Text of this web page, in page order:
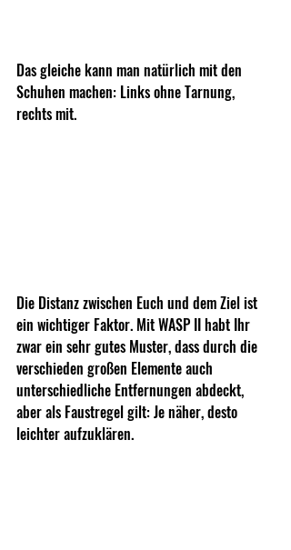
Das gleiche kann man natürlich mit den
Schuhen machen: Links ohne Tarnung,
rechts mit.
Die Distanz zwischen Euch und dem Ziel ist
ein wichtiger Faktor. Mit WASP II habt Ihr
zwar ein sehr gutes Muster, dass durch die
verschieden großen Elemente auch
unterschiedliche Entfernungen abdeckt,
aber als Faustregel gilt: Je näher, desto
leichter aufzuklären.